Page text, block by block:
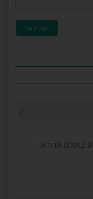
באולם אדורא